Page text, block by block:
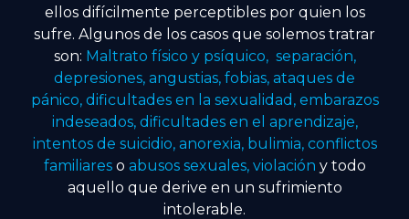
ellos difícilmente perceptibles por quien los
sufre. Algunos de los casos que solemos tratrar
son: Maltrato físico y psíquico, separación,
depresiones, angustias, fobias, ataques de
pánico, dificultades en la sexualidad, embarazos
indeseados, dificultades en el aprendizaje,
intentos de suicidio, anorexia, bulimia, conflictos
familiareso abusos sexuales, violación y todo
aquello que derive en un sufrimiento
intolerable.